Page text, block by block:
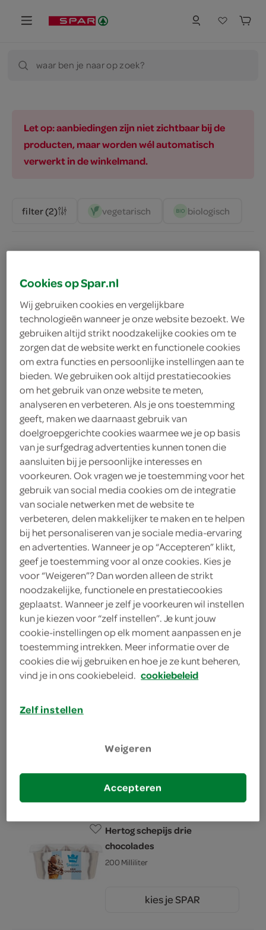
waar ben je naar op zoek?
Let op: aanbiedingen zijn niet zichtbaar bij de
producten, maar worden wél automatisch
verwerkt in de winkelmand.
vegetarisch biologisch
filter (2)
900 Milliliter
5.39 kies je SPAR
Hertog ijs 3 chocolade
825 Milliliter
6.59 kies je SPAR
Hertog Ijs Romig Vanille
900 Milliliter
5.49 kies je SPAR
Hertog ijs pecan karamel
vanille
825 Milliliter
5.99 kies je SPAR
5. kies je SPAR
Hertog schepijs drie
chocolades
200 Milliliter
kies je SPAR
Cookies op Spar.nl
Wij gebruiken cookies en vergelijkbare
technologieën wanneer je onze website bezoekt. We
gebruiken altijd strikt noodzakelijke cookies om te
zorgen dat de website werkt en functionele cookies
om extra functies en persoonlijke instellingen aan te
bieden. We gebruiken ook altijd prestatiecookies
om het gebruik van onze website te meten,
analyseren en verbeteren. Als je ons toestemming
geeft, maken we daarnaast gebruik van
doelgroepgerichte cookies waarmee we je op basis
van je surfgedrag advertenties kunnen tonen die
aansluiten bij je persoonlijke interesses en
voorkeuren. Ook vragen we je toestemming voor het
gebruik van social media cookies om de integratie
van sociale netwerken met de website te
verbeteren, delen makkelijker te maken en te helpen
bij het personaliseren van je sociale media-ervaring
en advertenties. Wanneer je op “Accepteren” klikt,
geef je toestemming voor al onze cookies. Kies je
voor “Weigeren”? Dan worden alleen de strikt
noodzakelijke, functionele en prestatiecookies
geplaatst. Wanneer je zelf je voorkeuren wil instellen
kun je kiezen voor “zelf instellen”. Je kunt jouw
cookie-instellingen op elk moment aanpassen en je
toestemming intrekken. Meer informatie over de
cookies die wij gebruiken en hoe je ze kunt beheren,
vind je in ons cookiebeleid. cookiebeleid
Zelf instellen
Weigeren
Accepteren